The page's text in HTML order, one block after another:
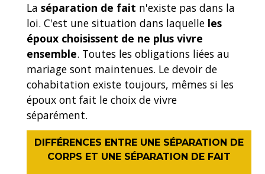
La séparation de fait n'existe pas dans la
loi. C'est une situation dans laquelle les
époux choisissent de ne plus vivre
ensemble. Toutes les obligations liées au
mariage sont maintenues. Le devoir de
cohabitation existe toujours, mêmes si les
époux ont fait le choix de vivre
séparément.
DIFFÉRENCES ENTRE UNE SÉPARATION DE
CORPS ET UNE SÉPARATION DE FAIT